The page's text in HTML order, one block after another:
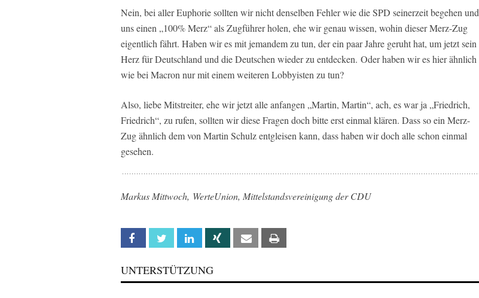
Nein, bei aller Euphorie sollten wir nicht denselben Fehler wie die SPD seinerzeit begehen und
uns einen „100% Merz“ als Zugführer holen, ehe wir genau wissen, wohin dieser Merz-Zug
eigentlich fährt. Haben wir es mit jemandem zu tun, der ein paar Jahre geruht hat, um jetzt sein
Herz für Deutschland und die Deutschen wieder zu entdecken. Oder haben wir es hier ähnlich
wie bei Macron nur mit einem weiteren Lobbyisten zu tun?
Also, liebe Mitstreiter, ehe wir jetzt alle anfangen „Martin, Martin“, ach, es war ja „Friedrich,
Friedrich“, zu rufen, sollten wir diese Fragen doch bitte erst einmal klären. Dass so ein Merz-
Zug ähnlich dem von Martin Schulz entgleisen kann, dass haben wir doch alle schon einmal
gesehen.
Markus Mittwoch, WerteUnion, Mittelstandsvereinigung der CDU
Facebook Twitter Linkedin Xing Email
UNTERSTÜTZUNG